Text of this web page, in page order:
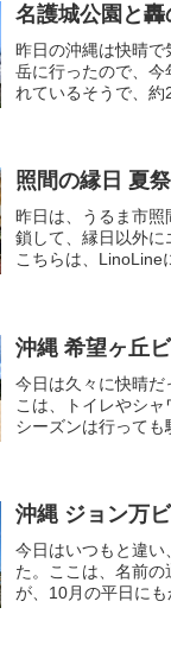
名護城公園と
昨日の沖縄は快晴
岳に行ったので、
れているそうで、約
照間の縁日 夏
昨日は、うるま市
鎖して、縁日以外に
こちらは、LinoLine
沖縄 希望ヶ丘
今日は久々に快晴だ
こは、トイレやシ
シーズンは行っても
沖縄 ジョン万
今日はいつもと違
た。ここは、名前
が、10月の平日に